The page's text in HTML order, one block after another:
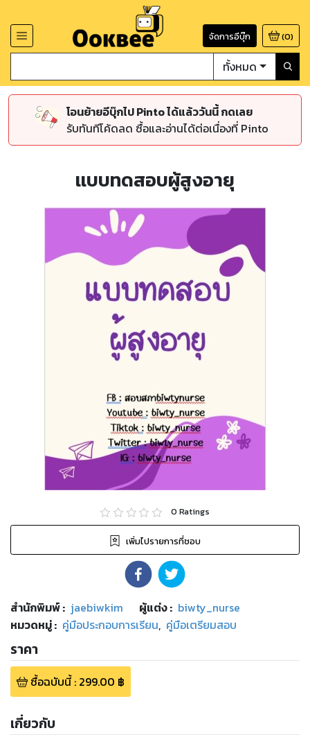
จัดการอีบุ๊ก (0)
ทั้งหมด
โอนย้ายอีบุ๊กไป Pinto ได้แล้ววันนี้ กดเลย
รับทันทีโค้ดลด ซื้อและอ่านได้ต่อเนื่องที่ Pinto
เเบบทดสอบผู้สูงอายุ
0 Ratings
เพิ่มไปรายการที่ชอบ
สำนักพิมพ์: jaebiwkim ผู้แต่ง : biwty_nurse
หมวดหมู่: คู่มือประกอบการเรียน, คู่มือเตรียมสอบ
ราคา
ซื้อฉบับนี้: 299.00 ฿
เกี่ยวกับ